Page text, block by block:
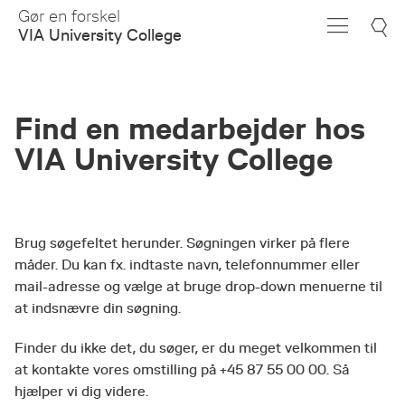
Skip
Main
Gør en forskel
VIA University College
Find en medarbejder hos
VIA University College
Brug søgefeltet herunder. Søgningen virker på flere
måder. Du kan fx. indtaste navn, telefonnummer eller
mail-adresse og vælge at bruge drop-down menuerne til
at indsnævre din søgning.
Finder du ikke det, du søger, er du meget velkommen til
at kontakte vores omstilling på +45 87 55 00 00. Så
hjælper vi dig videre.